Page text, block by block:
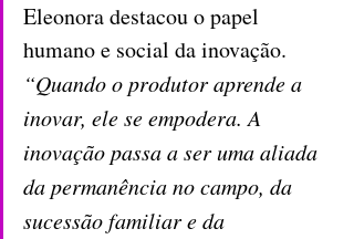
Eleonora destacou o papel
humano e social da inovação.
“Quando o produtor aprende a
inovar, ele se empodera. A
inovação passa a ser uma aliada
da permanência no campo, da
sucessão familiar e da